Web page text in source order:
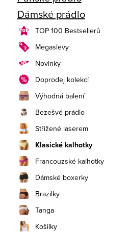
t
r
a
n
n
í
p
a
n
e
l
Dámské prádlo
TOP 100 Bestsellerů
Megaslevy
Novinky
Doprodej kolekcí
Výhodná balení
Bezešvé prádlo
Střižené laserem
Klasické kalhotky
Francouzské kalhotky
Dámské boxerky
Brazilky
Tanga
Košilky